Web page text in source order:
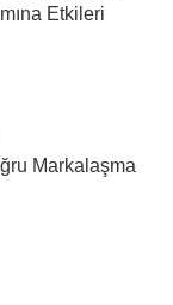
Etkileri
Markalaşma